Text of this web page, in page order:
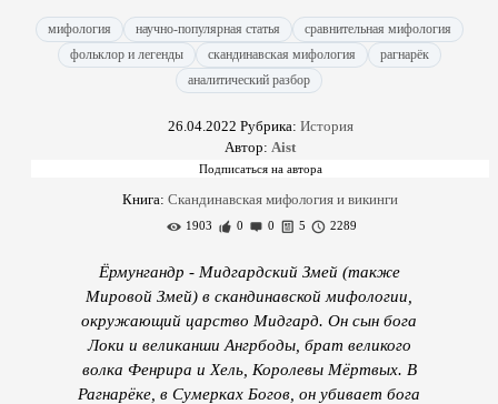
мифология научно-популярная статья
сравнительная мифология
фольклор и легенды
скандинавская мифология
рагнарёк
аналитический разбор
26.04.2022 Рубрика: История
Автор: Aist
Книга: Скандинавская мифология и викинги
1903 0 0 5 2289
Ёрмунгандр - Мидгардский Змей (также
Мировой Змей) в скандинавской мифологии,
окружающий царство Мидгард. Он сын бога
Локи и великанши Ангрбоды, брат великого
волка Фенрира и Хель, Королевы Мёртвых. В
Рагнарёке, в Сумерках Богов, он убивает бога